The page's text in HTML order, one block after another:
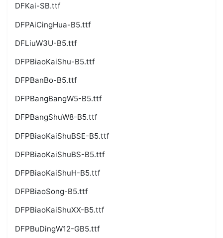
DFKai-SB.ttf
DFPAiCingHua-B5.ttf
DFLiuW3U-B5.ttf
DFPBiaoKaiShu-B5.ttf
DFPBanBo-B5.ttf
DFPBangBangW5-B5.ttf
DFPBangShuW8-B5.ttf
DFPBiaoKaiShuBSE-B5.ttf
DFPBiaoKaiShuBS-B5.ttf
DFPBiaoKaiShuH-B5.ttf
DFPBiaoSong-B5.ttf
DFPBiaoKaiShuXX-B5.ttf
DFPBuDingW12-GB5.ttf